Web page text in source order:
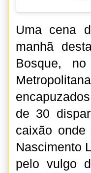
Uma cena
manhã
Bosque,
de 30
caixão onde
Nascimento
pelo vulgo